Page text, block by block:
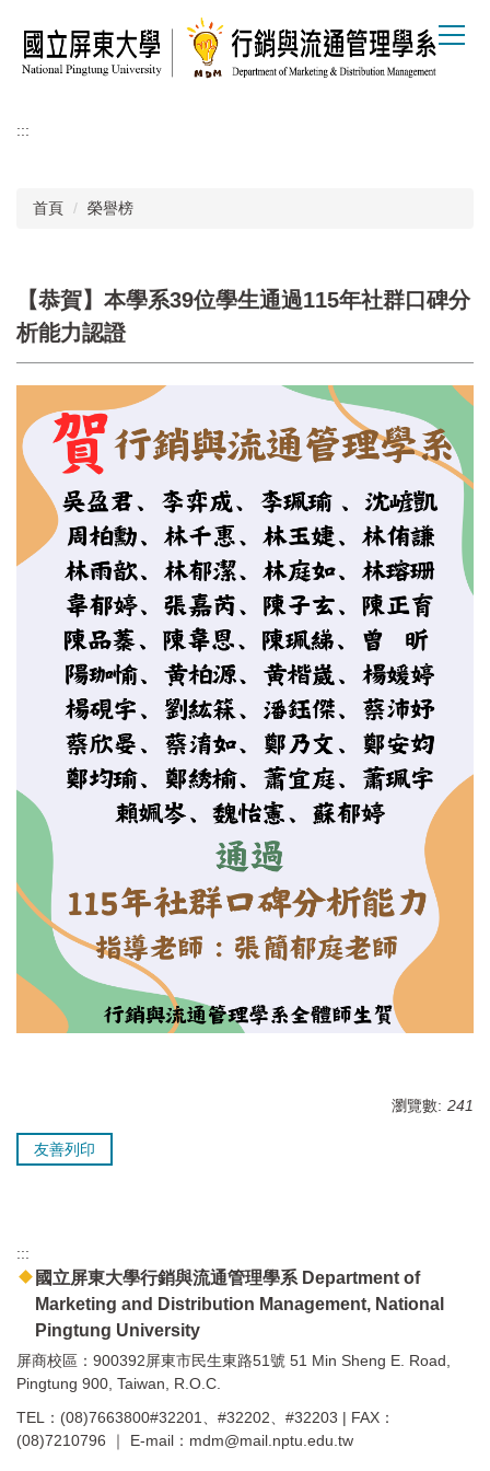
主
容
:::
首頁 榮譽榜
【恭賀】本學系39位學生通過115年社群口碑分
析能力認證
瀏覽數: 241
友善列印
:::
國立屏東大學行銷與流通管理學系 Department of
Marketing and Distribution Management, National
Pingtung University
屏商校區：900392屏東市民生東路51號 51 Min Sheng E. Road,
Pingtung 900, Taiwan, R.O.C.
TEL：(08)7663800#32201、#32202、#32203 | FAX：
(08)7210796 ｜ E-mail：mdm@mail.nptu.edu.tw